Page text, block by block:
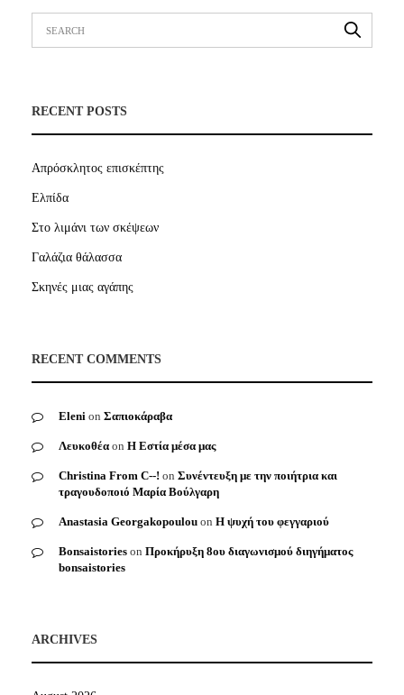
RECENT POSTS
Απρόσκλητος επισκέπτης
Ελπίδα
Στο λιμάνι των σκέψεων
Γαλάζια θάλασσα
Σκηνές μιας αγάπης
RECENT COMMENTS
Eleni on Σαπιοκάραβα
Λευκοθέα on Η Εστία μέσα μας
Christina From C--! on Συνέντευξη με την ποιήτρια και
τραγουδοποιό Μαρία Βούλγαρη
Anastasia Georgakopoulou on Η ψυχή του φεγγαριού
Bonsaistories on Προκήρυξη 8ου διαγωνισμού διηγήματος
bonsaistories
ARCHIVES